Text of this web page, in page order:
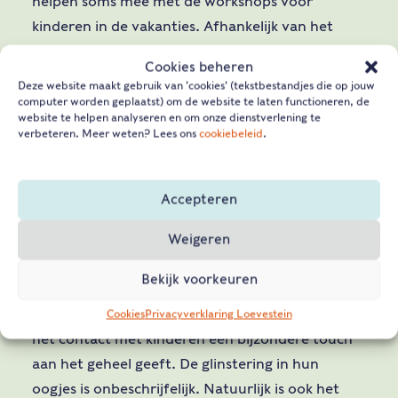
Cookies beheren
Deze website maakt gebruik van 'cookies' (tekstbestandjes die op jouw
computer worden geplaatst) om de website te laten functioneren, de
website te helpen analyseren en om onze dienstverlening te
verbeteren. Meer weten? Lees ons cookiebeleid.
Accepteren
Weigeren
Bekijk voorkeuren
CookiesPrivacyverklaring Loevestein
kinderen in de vakanties. Afhankelijk van het
in drukke periodes soms 2.”
Wat is er zo leuk aan werken op Slot
denken. John vertelt enthousiast: “Het is
bijzonder gezellig om samen met de gidsen in het
slot de bezoekers wegwijs te maken en uit te
leggen wat er in het slot te beleven valt, waarbij
het contact met kinderen een bijzondere touch
aan het geheel geeft. De glinstering in hun
oogjes is onbeschrijfelijk. Natuurlijk is ook het